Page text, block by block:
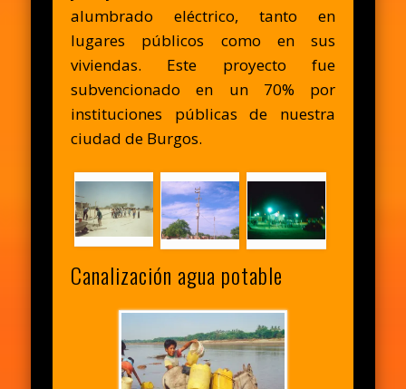
alumbrado eléctrico, tanto en
lugares públicos como en sus
viviendas. Este proyecto fue
subvencionado en un 70% por
instituciones públicas de nuestra
ciudad de Burgos.
Canalización agua potable